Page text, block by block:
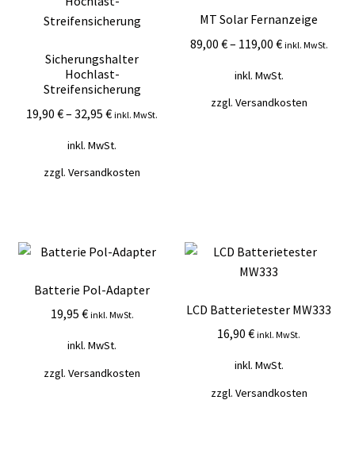
Sicherungshalter
Hochlast-
Streifensicherung
19,90€–32,95€ inkl. MwSt.
inkl. MwSt.
zzgl.Versandkosten
MT Solar Fernanzeige
89,00 €– 119,00 € inkl. MwSt.
inkl. MwSt.
zzgl. Versandkosten
Batterie Pol-Adapter
19,95 € inkl. MwSt.
inkl. MwSt.
zzgl.Versandkosten
LCD Batterietester MW333
16,90€ inkl. MwSt.
inkl. MwSt.
zzgl. Versandkosten